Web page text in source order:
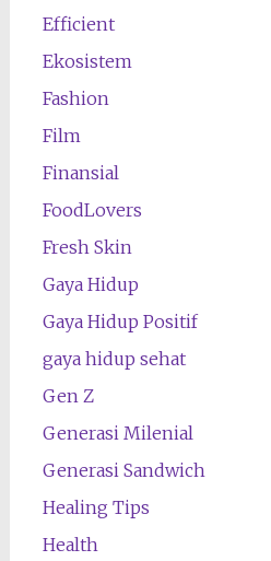
Efficient
Ekosistem
Fashion
Film
Finansial
FoodLovers
Fresh Skin
Gaya Hidup
Gaya Hidup Positif
gaya hidup sehat
Gen Z
Generasi Milenial
Generasi Sandwich
Healing Tips
Health